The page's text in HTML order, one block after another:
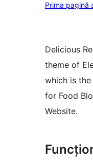
Prima pagină
Delicious
theme of
which is the
for Food
Website.